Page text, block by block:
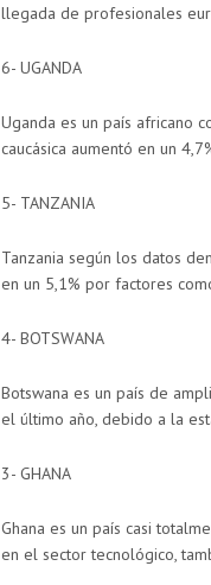
llegada de profesionales
6- UGANDA
Uganda es un país africano
caucásica aumentó en un
5- TANZANIA
Tanzania según los datos
en un 5,1% por factores
4- BOTSWANA
Botswana es un país de
el último año, debido a la
3- GHANA
Ghana es un país casi
en el sector tecnológico,